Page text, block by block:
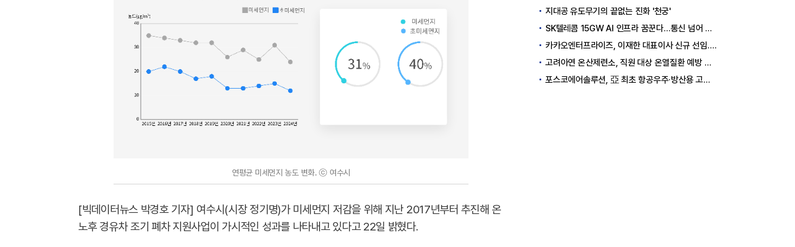
연평균 미세먼지 농도 변화. ⓒ 여수시
[빅데이터뉴스 박경호 기자] 여수시(시장 정기명)가 미세먼지 저감을 위해 지난 2017년부터 추진해 온
노후 경유차 조기 폐차 지원사업이 가시적인 성과를 나타내고 있다고 22일 밝혔다.
지대공 유도무기의 끝없는 진화 '천궁'
SK텔레콤 15GW AI 인프라 꿈꾼다…통신 넘어 AI DC 패권 도전
카카오엔터프라이즈, 이재한 대표이사 신규 선임..."AI 전환 선도"
고려아연 온산제련소, 직원 대상 온열질환 예방 안전 실천 캠페인 실시
포스코에어솔루션, 亞 최초 항공우주·방산용 고순도 가스 국제 인증 획득